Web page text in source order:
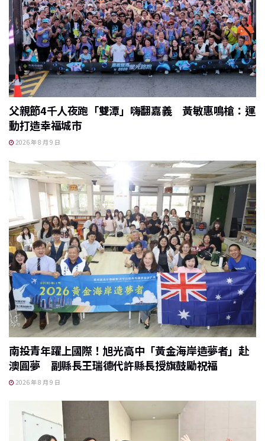
父親節4千人夜跑「雙潭」嗨翻嘉義 黃敏惠鳴槍：運
動打造幸福城市
2026 年 8 月 9 日
南投青年躍上國際！旭光高中「黃金海岸造夢者」赴
澳圓夢 副縣長王瑞德代許縣長授旗鼓勵祝福
2026 年 8 月 9 日